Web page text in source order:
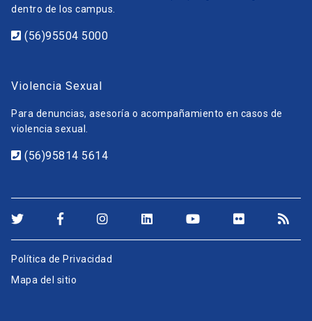
dentro de los campus.
(56)95504 5000
Violencia Sexual
Para denuncias, asesoría o acompañamiento en casos de
violencia sexual.
(56)95814 5614
Política de Privacidad
Mapa del sitio